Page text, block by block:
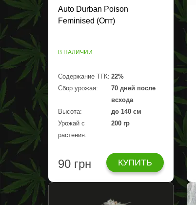
Auto Durban Poison
Feminised (Опт)
В НАЛИЧИИ
Содержание ТГК: 22%
Сбор урожая:
70 дней после
всхода
Высота:
до 140 см
Урожай с
растения:
200 гр
90 грн КУПИТЬ